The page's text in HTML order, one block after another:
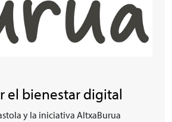
el bienestar digital
y la iniciativa AltxaBurua